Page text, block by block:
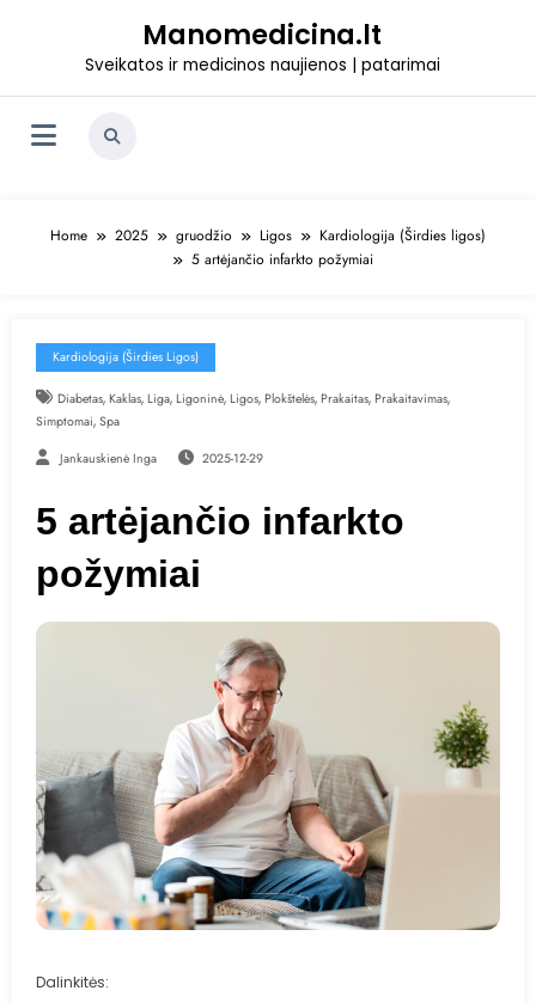
Manomedicina.lt
Sveikatos ir medicinos naujienos | patarimai
Home 2025 gruodžio Ligos
Kardiologija (Širdies ligos)
5 artėjančio infarkto požymiai
Kardiologija (Širdies Ligos)
Diabetas, Kaklas, Liga, Ligoninė, Ligos, Plokštelės, Prakaitas, Prakaitavimas,
Simptomai, Spa
Jankauskienė Inga 2025-12-29
5 artėjančio infarkto
požymiai
Dalinkitės: